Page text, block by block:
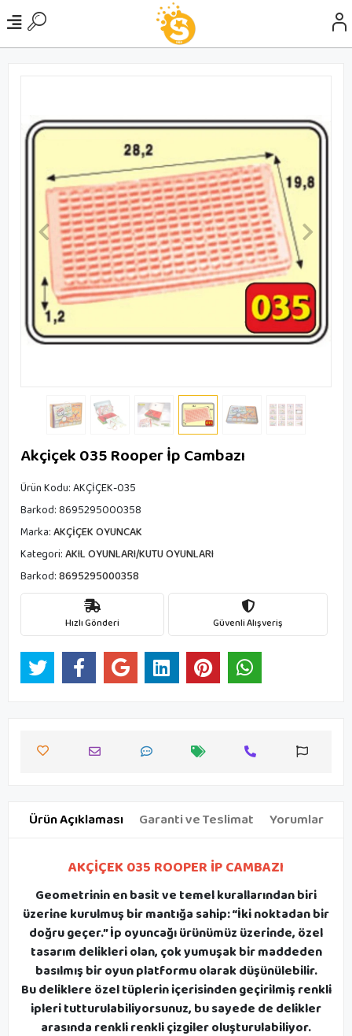
Akçiçek 035 Rooper İp Cambazı
Ürün Kodu:AKÇİÇEK-035
Barkod:8695295000358
Marka:AKÇİÇEK OYUNCAK
Kategori:AKIL OYUNLARI/KUTU OYUNLARI
Barkod:8695295000358
Hızlı Gönderi Güvenli Alışveriş
Ürün Açıklaması Garanti ve Teslimat Yorumlar
AKÇİÇEK 035 ROOPER İP CAMBAZI
Geometrinin en basit ve temel kurallarından biri
üzerine kurulmuş bir mantığa sahip: “İki noktadan bir
doğru geçer.” İp oyuncağı ürünümüz üzerinde, özel
tasarım delikleri olan, çok yumuşak bir maddeden
basılmış bir oyun platformu olarak düşünülebilir.
Bu deliklere özel tüplerin içerisinden geçirilmiş renkli
ipleri tutturulabiliyorsunuz, bu sayede de delikler
arasında renkli renkli çizgiler oluşturulabiliyor.